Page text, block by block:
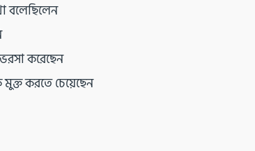
বলেছিলেন
করেছেন
করতে চেয়েছেন